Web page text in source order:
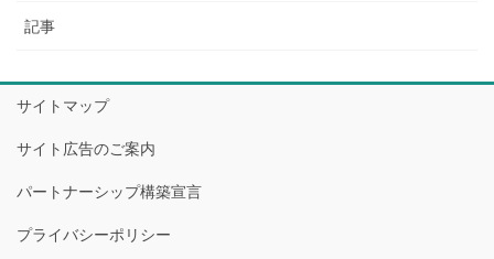
記事
サイトマップ
サイト広告のご案内
パートナーシップ構築宣言
プライバシーポリシー